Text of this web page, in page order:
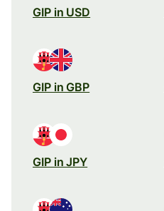
GIP in USD
GIP in GBP
GIP in JPY